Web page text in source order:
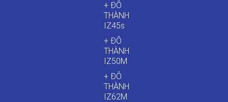
+ ĐÔ
THÀNH
IZ45s
+ ĐÔ
THÀNH
IZ50M
+ ĐÔ
THÀNH
IZ62M